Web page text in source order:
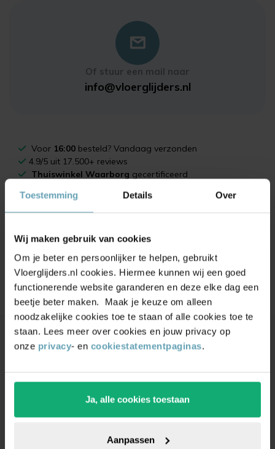
Toestemming Details Over
Wij maken gebruik van cookies
Om je beter en persoonlijker te helpen, gebruikt
Vloerglijders.nl cookies. Hiermee kunnen wij een goed
functionerende website garanderen en deze elke dag een
beetje beter maken. Maak je keuze om alleen
noodzakelijke cookies toe te staan of alle cookies toe te
staan. Lees meer over cookies en jouw privacy op
onze privacy- en cookiestatementpaginas.
Ja, alle cookies toestaan
Aanpassen
Of stuur een mail naar
info@vloerglijders.nl
Voor 16:00 besteld? Vandaag verzonden
4.9/5 uit 17.500+ reviews
Thuiswinkel Waarborg gecertificeerd
100 dagenbedenktijd
Altijd uit eigen magazijn
0228 - 222 132
nu bereikbaar
Bedrijfsgegevens
Vloerglijders.nl
1601 ME Enkhuizen
0228 - 222 132
info@vloerglijders.nl